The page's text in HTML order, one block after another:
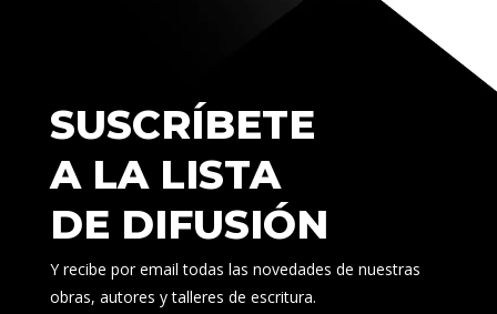
SUSCRÍBETE
A LA LISTA
DE DIFUSIÓN
Y recibe por email todas las novedades de nuestras
obras, autores y talleres de escritura.